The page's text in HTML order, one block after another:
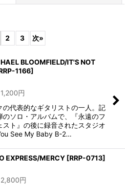
絞り込む
2 3 次»
BLOOMFIELD/IT'S NOT
1166]
1,200円
の代表的なギタリストの一人。記
のソロ・アルバムで、『永遠のフ
スト』の後に録音されたスタジオ
See My Baby B-2…
EXPRESS/MERCY [RRP-0713]
2,800円